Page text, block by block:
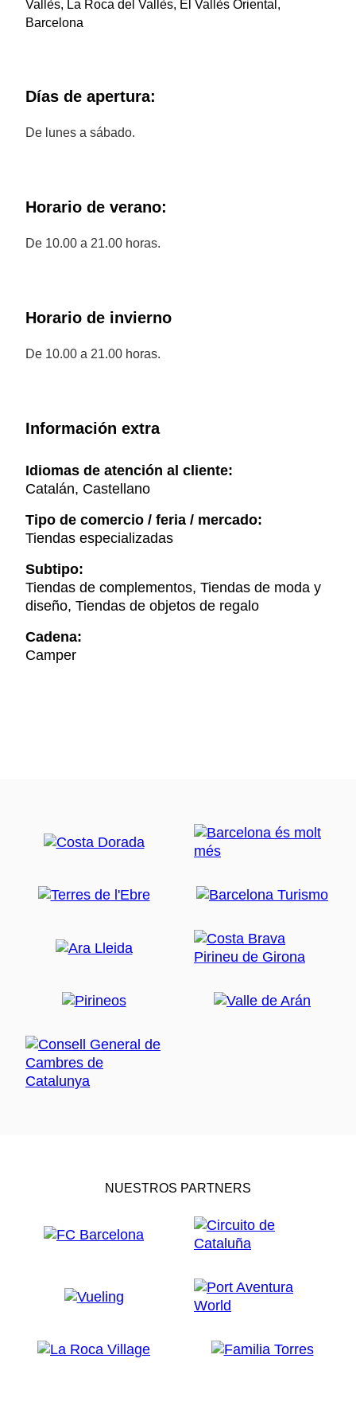
Vallès, La Roca del Vallès, El Vallès Oriental,
Barcelona
Días de apertura:
De lunes a sábado.
Horario de verano:
De 10.00 a 21.00 horas.
Horario de invierno
De 10.00 a 21.00 horas.
Información extra
Idiomas de atención al cliente:
Catalán, Castellano
Tipo de comercio / feria / mercado:
Tiendas especializadas
Subtipo:
Tiendas de complementos, Tiendas de moda y
diseño, Tiendas de objetos de regalo
Cadena:
Camper
NUESTROS PARTNERS